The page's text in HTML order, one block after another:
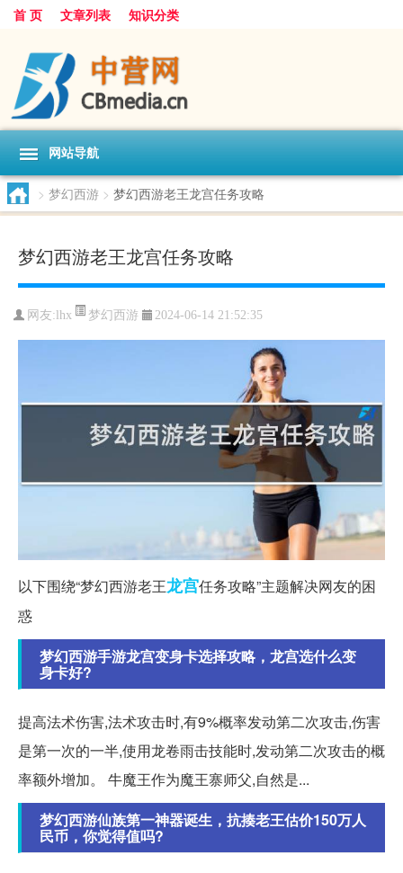
首 页 文章列表 知识分类
网站导航
> 梦幻西游 > 梦幻西游老王龙宫任务攻略
梦幻西游老王龙宫任务攻略
网友:lhx 梦幻西游 2024-06-14 21:52:35
以下围绕“梦幻西游老王龙宫任务攻略”主题解决网友的困
惑
梦幻西游手游龙宫变身卡选择攻略，龙宫选什么变
身卡好?
提高法术伤害,法术攻击时,有9%概率发动第二次攻击,伤害
是第一次的一半,使用龙卷雨击技能时,发动第二次攻击的概
率额外增加。 牛魔王作为魔王寨师父,自然是...
梦幻西游仙族第一神器诞生，抗揍老王估价150万人
民币，你觉得值吗?